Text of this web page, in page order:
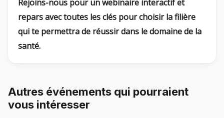
Rejoins-nous pour un webinaire interactif et
repars avec toutes les clés pour choisir la filière
qui te permettra de réussir dans le domaine de la
santé.
Autres événements qui pourraient
vous intéresser